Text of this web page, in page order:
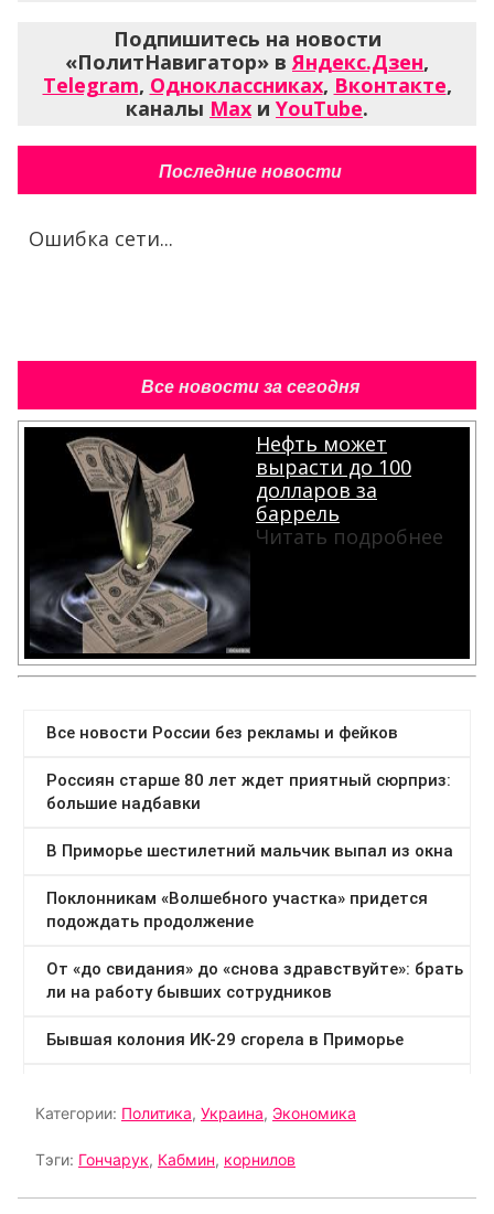
Подпишитесь на новости
«ПолитНавигатор» вЯндекс.Дзен,
Telegram, Одноклассниках, Вконтакте,
каналы Max и YouTube.
Последние новости
Ошибка сети...
Все новости за сегодня
Нефть может
вырасти до 100
долларов за
баррель
Читать подробнее
Категории: Политика, Украина, Экономика
Тэги: Гончарук, Кабмин, корнилов